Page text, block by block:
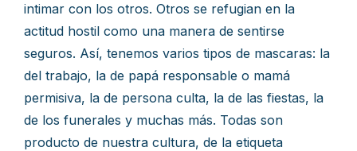
intimar con los otros. Otros se refugian en la
actitud hostil como una manera de sentirse
seguros. Así, tenemos varios tipos de mascaras: la
del trabajo, la de papá responsable o mamá
permisiva, la de persona culta, la de las fiestas, la
de los funerales y muchas más. Todas son
producto de nuestra cultura, de la etiqueta